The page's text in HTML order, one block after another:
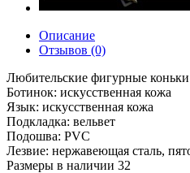
Описание
Отзывов (0)
Любительские фигурные коньки
Ботинок: искусственная кожа
Язык: искусственная кожа
Подкладка: вельвет
Подошва: PVC
Лезвие: нержавеющая сталь,
Размеры в наличии 32